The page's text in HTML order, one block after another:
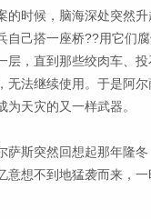
时候，脑海深处突然
己搭一座桥??用它们腐
，直到那些绞肉车、
法继续使用。于是阿尔
天灾的又一样武器。
萨斯突然回想起那年隆
想不到地猛袭而来，